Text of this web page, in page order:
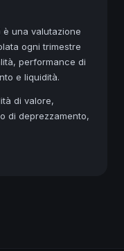
è una valutazione
ogni trimestre
performance di
e liquidità.
di valore,
di deprezzamento,